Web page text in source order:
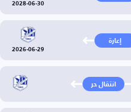
2028-06-30
إعارة
2026-06-29
انتقال حر